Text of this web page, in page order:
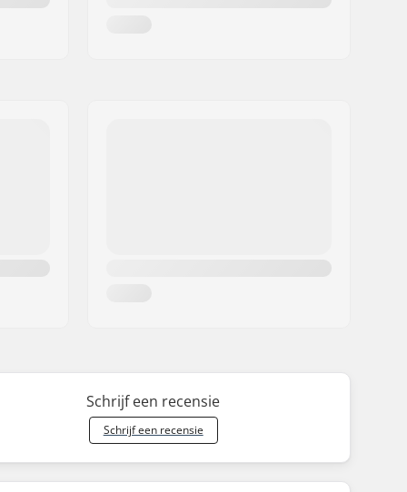
Schrijf een recensie
Schrijf een recensie